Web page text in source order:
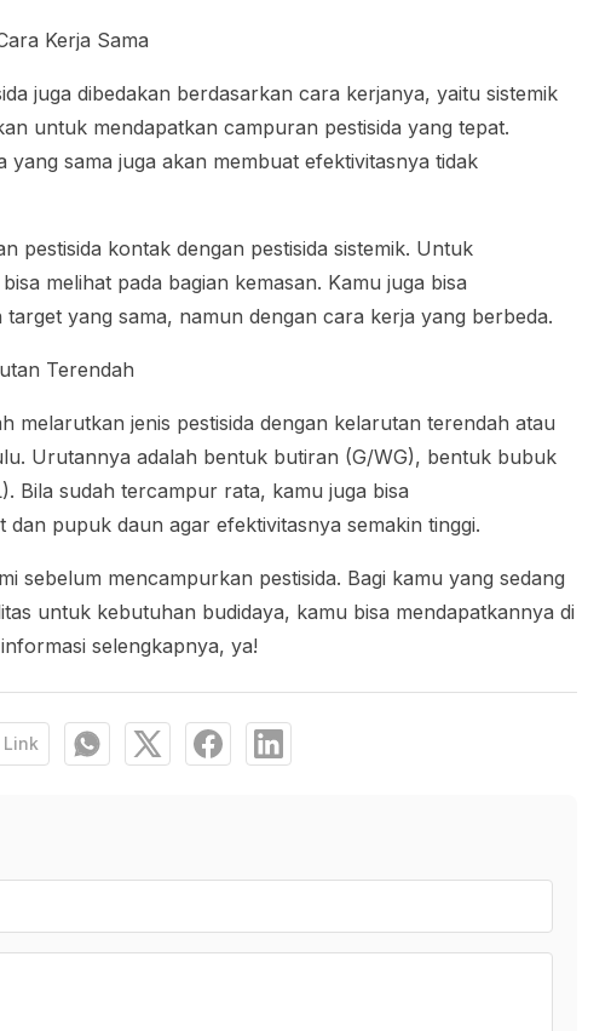
Kerja Sama
juga dibedakan berdasarkan cara kerjanya, yaitu sistemik
untuk mendapatkan campuran pestisida yang tepat.
sama juga akan membuat efektivitasnya tidak
pestisida kontak dengan pestisida sistemik. Untuk
melihat pada bagian kemasan. Kamu juga bisa
yang sama, namun dengan cara kerja yang berbeda.
Terendah
melarutkan jenis pestisida dengan kelarutan terendah atau
Urutannya adalah bentuk butiran (G/WG), bentuk bubuk
Bila sudah tercampur rata, kamu juga bisa
pupuk daun agar efektivitasnya semakin tinggi.
sebelum mencampurkan pestisida. Bagi kamu yang sedang
untuk kebutuhan budidaya, kamu bisa mendapatkannya di
selengkapnya, ya!
Link